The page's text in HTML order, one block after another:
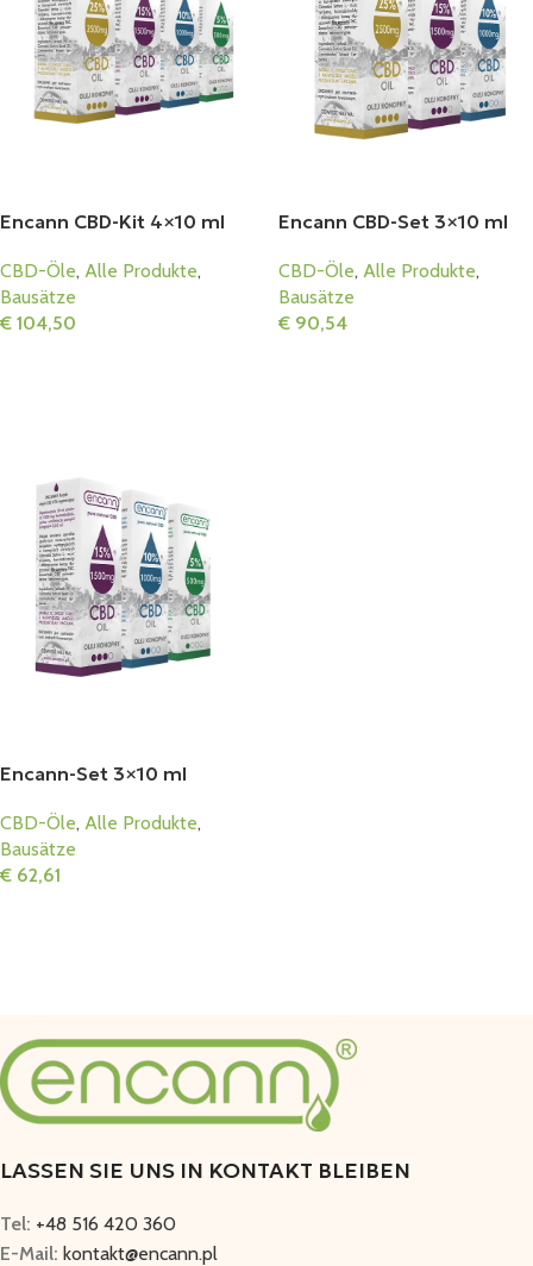
Encann CBD-Kit 4×10 ml
CBD-Öle, Alle Produkte,
Bausätze
€ 104,50
Encann CBD-Set 3×10 ml
CBD-Öle, Alle Produkte,
Bausätze
€ 90,54
Encann-Set 3×10 ml
CBD-Öle, Alle Produkte,
Bausätze
€ 62,61
LASSEN SIE UNS IN KONTAKT BLEIBEN
Tel: +48 516 420 360
E-Mail: kontakt@encann.pl